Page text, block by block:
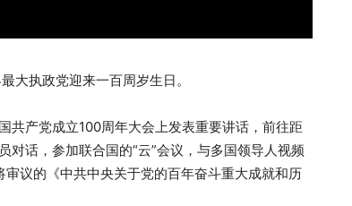
大执政党迎来一百周岁生日。
共产党成立100周年大会上发表重要讲话，前往距
话，参加联合国的“云”会议，与多国领导人视频
议的《中共中央关于党的百年奋斗重大成就和历